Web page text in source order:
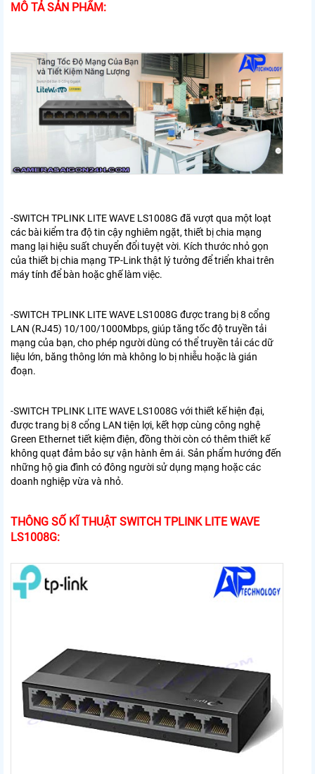
MÔ TẢ SẢN PHẨM:
-SWITCH TPLINK LITE WAVE LS1008G đã vượt qua một loạt
các bài kiểm tra độ tin cậy nghiêm ngặt, thiết bị chia mạng
mang lại hiệu suất chuyển đổi tuyệt vời. Kích thước nhỏ gọn
của thiết bị chia mạng TP-Link thật lý tưởng để triển khai trên
máy tính để bàn hoặc ghế làm việc.
-SWITCH TPLINK LITE WAVE LS1008G được trang bị 8 cổng
LAN (RJ45) 10/100/1000Mbps, giúp tăng tốc độ truyền tải
mạng của bạn, cho phép người dùng có thể truyền tải các dữ
liệu lớn, băng thông lớn mà không lo bị nhiễu hoặc là gián
đoạn.
-SWITCH TPLINK LITE WAVE LS1008G với thiết kế hiện đại,
được trang bị 8 cổng LAN tiện lợi, kết hợp cùng công nghệ
Green Ethernet tiết kiệm điện, đồng thời còn có thêm thiết kế
không quạt đảm bảo sự vận hành êm ái. Sản phẩm hướng đến
những hộ gia đình có đông người sử dụng mạng hoặc các
doanh nghiệp vừa và nhỏ.
THÔNG SỐ KĨ THUẬT SWITCH TPLINK LITE WAVE
LS1008G: